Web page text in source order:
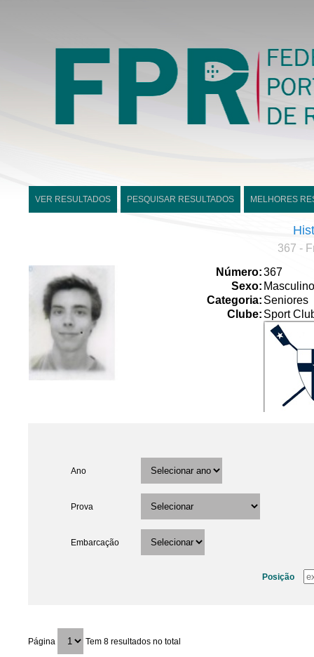
VER RESULTADOS PESQUISAR RESULTADOS MELHORES
367 -
Número:367
Sexo: Masculino
Categoria: Seniores
Clube: Sport
Ano
Prova
Embarcação
Posição
Página Tem 8 resultados no total